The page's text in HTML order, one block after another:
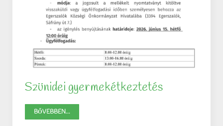
Szünidei gyermekétkeztetés
BŐVEBBEN...